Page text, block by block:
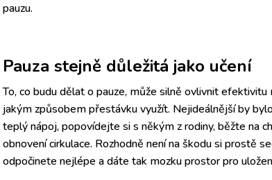
pauzu.
Pauza stejně důležitá jako učení
To, co budu dělat o pauze, může silně ovlivnit
jakým způsobem přestávku využít. Nejideálnější by
teplý nápoj, popovídejte si s někým z rodiny, běžte na
obnovení cirkulace. Rozhodně není na škodu si prostě
odpočinete nejlépe a dáte tak mozku prostor pro